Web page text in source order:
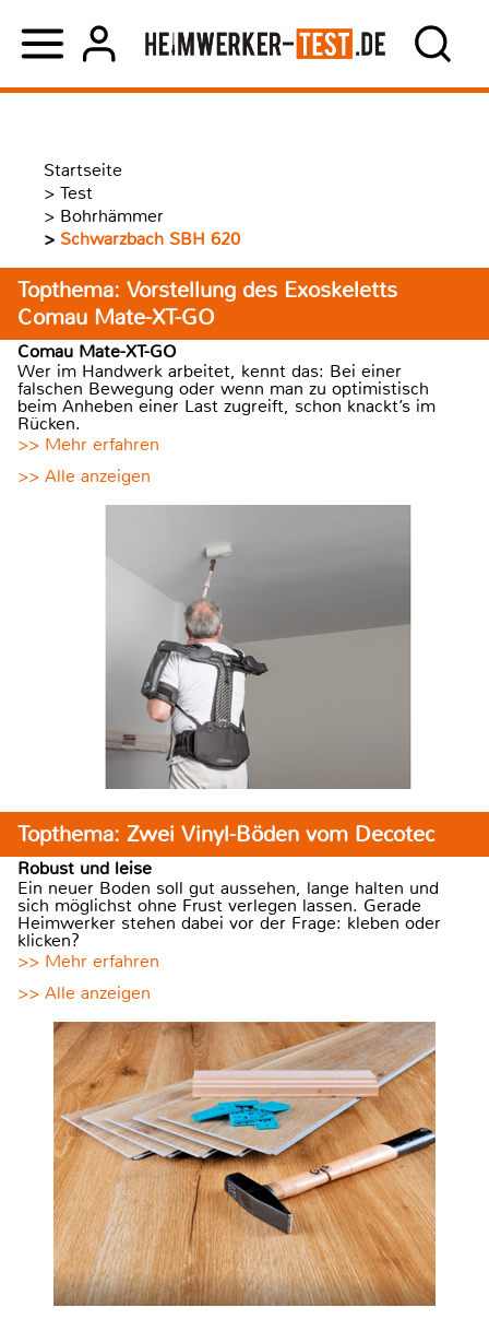
Startseite
> Test
> Bohrhämmer
> Schwarzbach SBH 620
Topthema: Vorstellung des Exoskeletts
Comau Mate-XT-GO
Comau Mate-XT-GO
Wer im Handwerk arbeitet, kennt das: Bei einer
falschen Bewegung oder wenn man zu optimistisch
beim Anheben einer Last zugreift, schon knackt’s im
Rücken.
>> Mehr erfahren
>> Alle anzeigen
Topthema: Zwei Vinyl-Böden vom Decotec
Robust und leise
Ein neuer Boden soll gut aussehen, lange halten und
sich möglichst ohne Frust verlegen lassen. Gerade
Heimwerker stehen dabei vor der Frage: kleben oder
klicken?
>> Mehr erfahren
>> Alle anzeigen